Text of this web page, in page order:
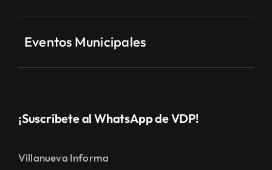
Eventos Municipales
¡Suscríbete al WhatsApp de VDP!
Villanueva Informa